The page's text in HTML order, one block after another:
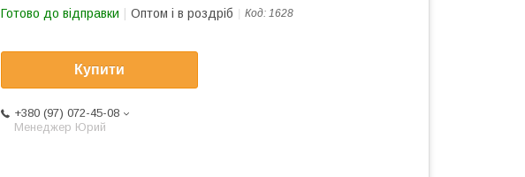
Готово до відправки Оптом і в роздріб Код: 1628
Купити
+380 (97) 072-45-08
Менеджер Юрий